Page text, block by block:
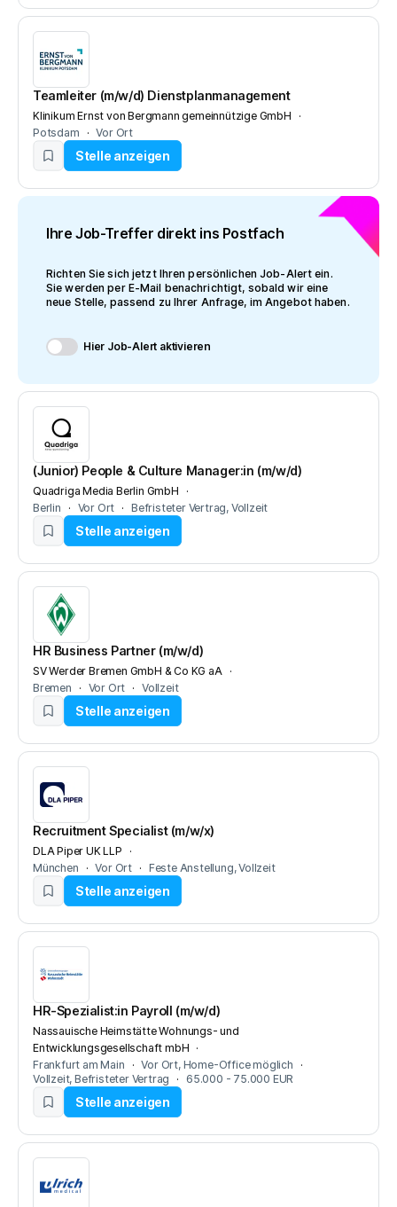
Teamleiter (m/w/d) Dienstplanmanagement
Klinikum Ernst von Bergmann gemeinnützige GmbH
Potsdam
Vor Ort
Stelle anzeigen
Ihre Job-Treffer direkt ins Postfach
Richten Sie sich jetzt Ihren persönlichen Job-Alert ein.
Sie werden per E-Mail benachrichtigt, sobald wir eine
neue Stelle, passend zu Ihrer Anfrage, im Angebot haben.
Hier Job-Alert aktivieren
(Junior) People & Culture Manager:in (m/w/d)
Quadriga Media Berlin GmbH
Berlin
Vor Ort Befristeter Vertrag Vollzeit
Stelle anzeigen
HR Business Partner (m/w/d)
SV Werder Bremen GmbH & Co KG aA
Bremen
Vor Ort Vollzeit
Stelle anzeigen
Recruitment Specialist (m/w/x)
DLA Piper UK LLP
München
Vor Ort Feste Anstellung Vollzeit
Stelle anzeigen
HR-Spezialist:in Payroll (m/w/d)
Nassauische Heimstätte Wohnungs- und
Entwicklungsgesellschaft mbH
Frankfurt am Main
Vor Ort Home-Office möglich
Vollzeit Befristeter Vertrag 65.000 - 75.000 EUR
Stelle anzeigen